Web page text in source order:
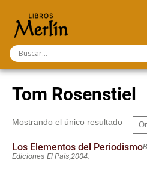
Tom Rosenstiel
Mostrando el único resultado
Los Elementos del Periodismo
Ediciones El País, 2004.